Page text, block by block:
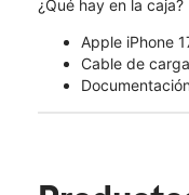
¿Qué hay en la caja?
Apple iPhone
Cable de
Documentación